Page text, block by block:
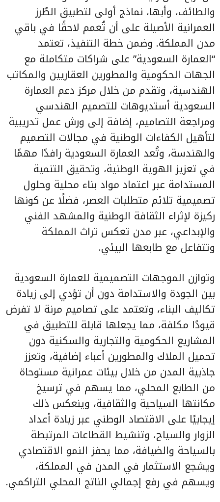
والطائف، وأبها، نماذج أولى لتطبيق الطُرز
العمرانية الأصيلة على أن تُعمم لاحقًا في باقي
مدن المملكة. وضمن خطة التنفيذ، تعتمد
“العمارة السعودية” على شراكات متكاملة مع
الجهات الحكومية والمطورين العقاريين والمكاتب
الهندسية، وتقدم من خلال مركز دعم العمارة
السعودية أستديوهات للتصميم الهندسي
ومراجعة التصاميم، إضافة إلى ورش عمل تدريبية
لتأهيل الكفاءات الوطنية في مجالات التصميم
والهندسة، وتُعد العمارة السعودية رافدًا مهمًا
في تعزيز الهوية الوطنية، وتحقيق التنمية
المستدامة عبر اعتماد مواد بناء محلية وحلول
تصميمية تلائم متطلبات العصر، فضلًا عن كونها
ركيزة لإثراء الثقافة الوطنية والمشهد الفني
والإبداعي، عبر مدن تعكس تراث المملكة
وتتفاعل مع طابعها البيئي.
وتوازن الموجهات التصميمية للعمارة السعودية
بين الجودة والاستدامة دون أن تؤدي إلى زيادة
تكاليف البناء، وتعتمد على تصاميم مرنة لا تفرض
قيودًا مكلفة، مما يجعلها قابلة للتطبيق في
المشاريع الحكومية والتجارية والسكنية دون
تحميل الملاك والمطورين أعباء إضافية، وتعزز
جاذبية المدن من خلال بيئات عمرانية مستوحاة
من الطابع المحلي، مما يسهم في ترسيخ
مكانتها السياحية والثقافية، وينعكس ذلك
إيجابيًا على الاقتصاد الوطني عبر زيادة أعداد
الزوار والسياح، وتنشيط القطاعات المرتبطة
بالسياحة والضيافة، مما يحفز النمو الاقتصادي
ويشجع الاستثمار في المدن في المملكة،
ويسهم في رفع إجمالي الناتج المحلي التراكمي.